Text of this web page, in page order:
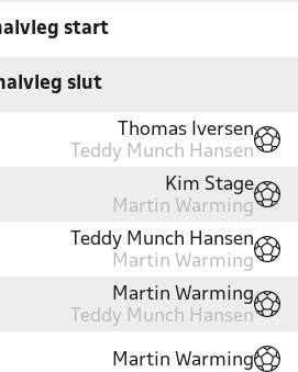
start
slut
Thomas Iversen
Teddy Munch Hansen
Kim Stage
Martin Warming
Teddy Munch Hansen
Martin Warming
Martin Warming
Teddy Munch Hansen
Martin Warming